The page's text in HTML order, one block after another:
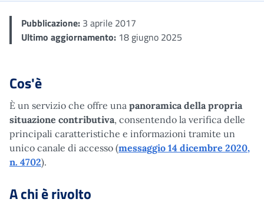
Pubblicazione: 3 aprile 2017
Ultimo aggiornamento: 18 giugno 2025
Cos'è
È un servizio che offre una panoramica della propria
situazione contributiva, consentendo la verifica delle
principali caratteristiche e informazioni tramite un
unico canale di accesso (messaggio 14 dicembre 2020,
n. 4702).
A chi è rivolto